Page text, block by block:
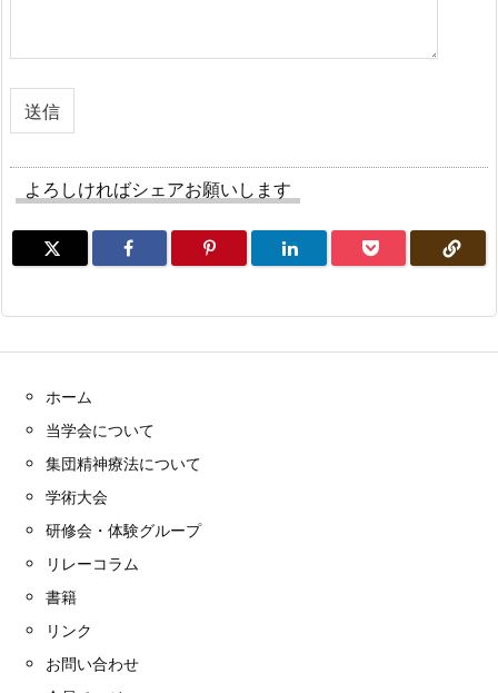
よろしければシェアお願いします
ホーム
当学会について
集団精神療法について
学術大会
研修会・体験グループ
リレーコラム
書籍
リンク
お問い合わせ